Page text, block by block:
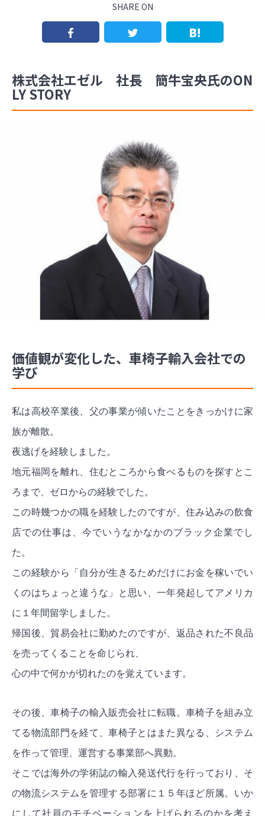
SHARE ON
株式会社エゼル 社長 簡牛宝央氏のON
LY STORY
価値観が変化した、車椅子輸入会社での
学び
私は高校卒業後、父の事業が傾いたことをきっかけに家
族が離散。
夜逃げを経験しました。
地元福岡を離れ、住むところから食べるものを探すとこ
ろまで、ゼロからの経験でした。
この時幾つかの職を経験したのですが、住み込みの飲食
店での仕事は、今でいうなかなかのブラック企業でし
た。
この経験から「自分が生きるためだけにお金を稼いでい
くのはちょっと違うな」と思い、一年発起してアメリカ
に１年間留学しました。
帰国後、貿易会社に勤めたのですが、返品された不良品
を売ってくることを命じられ、
心の中で何かが切れたのを覚えています。
その後、車椅子の輸入販売会社に転職。車椅子を組み立
てる物流部門を経て、車椅子とはまた異なる、システム
を作って管理、運営する事業部へ異動。
そこでは海外の学術誌の輸入発送代行を行っており、そ
の物流システムを管理する部署に１５年ほど所属。いか
にして社員のモチベーションを上げられるのかを考え